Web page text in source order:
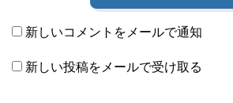
新しいコメントをメールで通知
新しい投稿をメールで受け取る